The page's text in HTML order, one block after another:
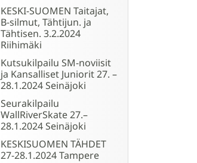
KESKI-SUOMEN Taitajat,
B-silmut, Tähtijun. ja
Tähtisen. 3.2.2024
Riihimäki
Kutsukilpailu SM-noviisit
ja Kansalliset Juniorit 27. –
28.1.2024 Seinäjoki
Seurakilpailu
WallRiverSkate 27.–
28.1.2024 Seinäjoki
KESKISUOMEN TÄHDET
27-28.1.2024 Tampere